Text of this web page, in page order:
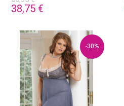
38,75 €
-30%